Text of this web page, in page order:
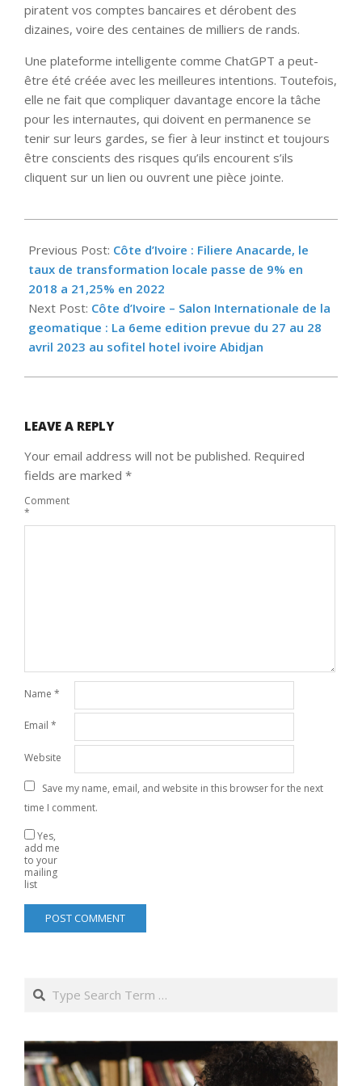
piratent vos comptes bancaires et dérobent des
dizaines, voire des centaines de milliers de rands.
Une plateforme intelligente comme ChatGPT a peut-
être été créée avec les meilleures intentions. Toutefois,
elle ne fait que compliquer davantage encore la tâche
pour les internautes, qui doivent en permanence se
tenir sur leurs gardes, se fier à leur instinct et toujours
être conscients des risques qu’ils encourent s’ils
cliquent sur un lien ou ouvrent une pièce jointe.
02-
21
Previous Post: Côte d’Ivoire : Filiere Anacarde, le
taux de transformation locale passe de 9% en
2018 a 21,25% en 2022
Next Post: Côte d’Ivoire – Salon Internationale de la
geomatique : La 6eme edition prevue du 27 au 28
avril 2023 au sofitel hotel ivoire Abidjan
LEAVE A REPLY
Your email address will not be published. Required
fields are marked *
Comment
*
Name *
Email *
Website
Save my name, email, and website in this browser for the next
time I comment.
Yes,
add me
to your
mailing
list
Search